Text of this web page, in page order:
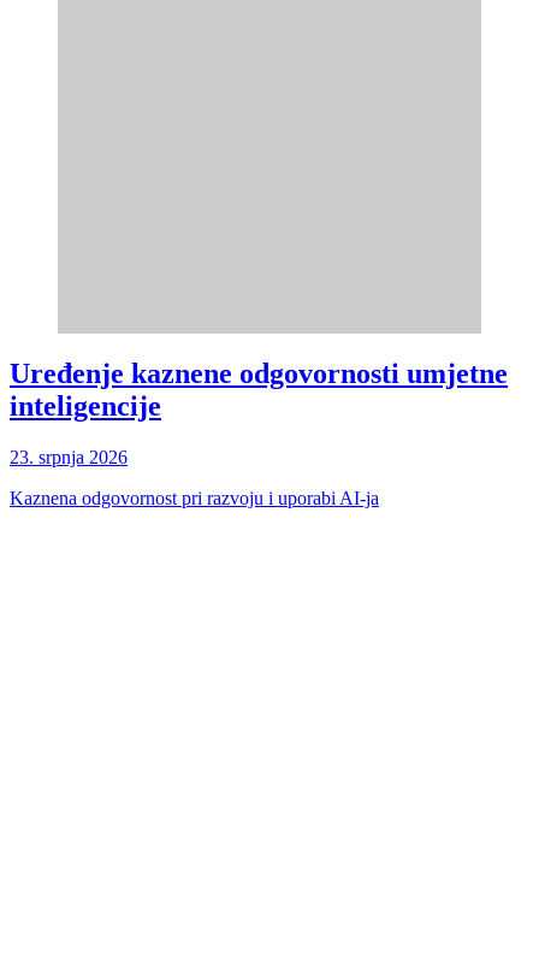
Uređenje kaznene odgovornosti umjetne
inteligencije
23. srpnja 2026
Kaznena odgovornost pri razvoju i uporabi AI-ja